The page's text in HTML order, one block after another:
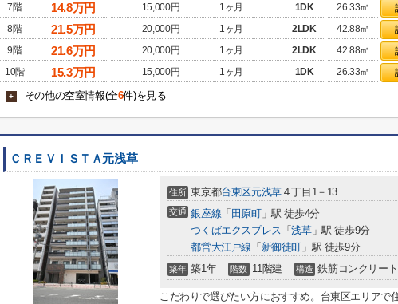
7階
14.8万円 15,000円 1ヶ月 1DK 26.33㎡
8階
21.5万円 20,000円 1ヶ月 2LDK 42.88㎡
9階
21.6万円 20,000円 1ヶ月 2LDK 42.88㎡
10階
15.3万円 15,000円 1ヶ月 1DK 26.33㎡
+ その他の空室情報(全6件)を見る
ＣＲＥＶＩＳＴＡ元浅草
住所 東京都台東区元浅草４丁目1－13
交通 銀座線 「 田原町」駅 徒歩4分
つくばエクスプレス 「浅草」駅 徒歩9分
都営大江戸線 「 新御徒町 」駅 徒歩9分
築年 築1年 階数 11階建 構造 鉄筋コンクリート
こだわりで選びたい方におすすめ。台東区エリアで